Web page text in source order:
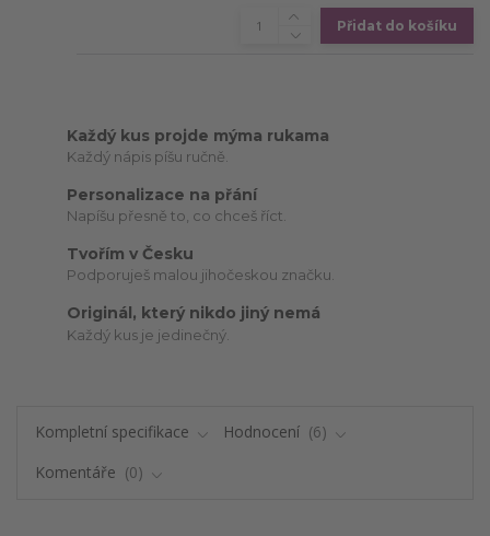
Přidat do košíku
Každý kus projde mýma rukama
Každý nápis píšu ručně.
Personalizace na přání
Napíšu přesně to, co chceš říct.
Tvořím v Česku
Podporuješ malou jihočeskou značku.
Originál, který nikdo jiný nemá
Každý kus je jedinečný.
Kompletní specifikace Hodnocení
6
Komentáře
0